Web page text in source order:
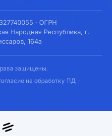
· ОГРН
Народная Республика, г.
164а
защищены.
на обработку ПД ·